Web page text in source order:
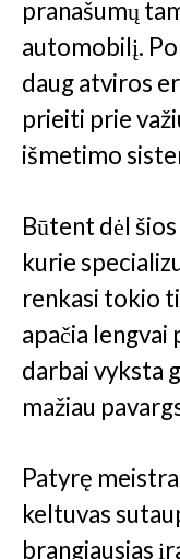
pranašumų
automobilį.
daug atviros
prieiti prie
išmetimo
Būtent dėl
kurie
renkasi tokio
apačia lengvai
darbai vyksta
mažiau
Patyrę
keltuvas
brangiausias